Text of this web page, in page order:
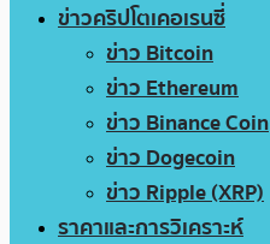
ข่าวคริปโตเคอเรนซี่
ข่าว Bitcoin
ข่าว Ethereum
ข่าว Binance Coin
ข่าว Dogecoin
ข่าว Ripple (XRP)
ราคาและการวิเคราะห์